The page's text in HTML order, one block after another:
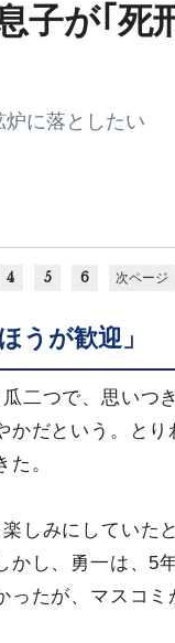
子が｢死
に落としたい
4 5 6 次ページ
うが歓迎」
二つで、思いつ
だという。と
。
しみにしていた
し、勇一は、5
たが、マスコ